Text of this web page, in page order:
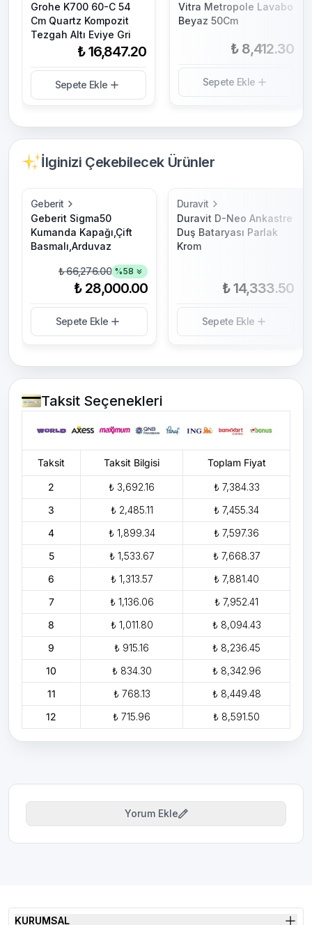
Grohe K700 60-C 54
Cm Quartz Kompozit
Tezgah Altı Eviye Gri
₺ 16,847.20
Sepete Ekle
Vitra Metropole Lavabo
Beyaz 50Cm
₺ 8,412.30
Sepete Ekle
İlginizi Çekebilecek Ürünler
Geberit
Geberit Sigma50
Kumanda Kapağı,Çift
Basmalı,Arduvaz
₺ 66,276.00 %58
₺ 28,000.00
Sepete Ekle
Duravit
Duravit D-Neo Ankastre
Duş Bataryası Parlak
Krom
₺ 14,333.50
Sepete Ekle
Taksit Seçenekleri
Taksit Taksit Bilgisi Toplam Fiyat
2 ₺ 3,692.16
₺ 7,384.33
3
₺ 2,485.11
₺ 7,455.34
4
₺ 1,899.34
₺ 7,597.36
5
₺ 1,533.67
₺ 7,668.37
6
₺ 1,313.57
₺ 7,881.40
7
₺ 1,136.06
₺ 7,952.41
8
₺ 1,011.80
₺ 8,094.43
9
₺ 915.16
₺ 8,236.45
10
₺ 834.30
₺ 8,342.96
11
₺ 768.13
₺ 8,449.48
12
₺ 715.96 ₺ 8,591.50
Yorum Ekle
KURUMSAL